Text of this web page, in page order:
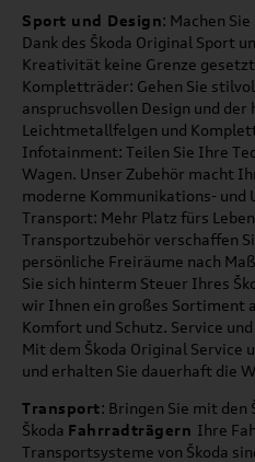
Sport und Design: Machen
Dank des Škoda Original Sport
Kreativität keine Grenze
Kompletträder: Gehen Sie
anspruchsvollen Design und
Leichtmetallfelgen und
Infotainment: Teilen Sie Ihre
Wagen. Unser Zubehör macht
moderne Kommunikations- und
Transport: Mehr Platz fürs
Transportzubehör verschaffen
persönliche Freiräume nach
Sie sich hinterm Steuer Ihres
wir Ihnen ein großes Sortiment
Komfort und Schutz. Service
Mit dem Škoda Original Service
und erhalten Sie dauerhaft die
Transport: Bringen Sie mit den
Škoda Fahrradträgern Ihre
Transportsysteme von Škoda